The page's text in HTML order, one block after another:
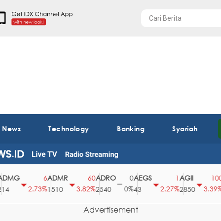
Technology Banking Syariah
2.73%
ADMR
1510
3.82%
ADRO
2540
AEGS
43
2.27%
AGII
2850
3.39%
Advertisement